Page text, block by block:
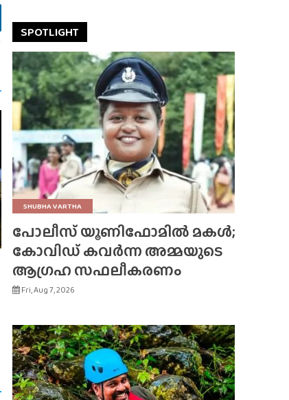
SPOTLIGHT
SHUBHA VARTHA
പോലീസ് യൂണിഫോമിൽ മകൾ;
കോവിഡ് കവർന്ന അമ്മയുടെ
ആഗ്രഹ സഫലീകരണം
Fri, Aug 7, 2026